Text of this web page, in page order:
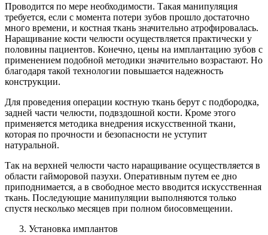
Проводится по мере необходимости. Такая манипуляция
требуется, если с момента потери зубов прошло достаточно
много времени, и костная ткань значительно атрофировалась.
Наращивание кости челюсти осуществляется практически у
половины пациентов. Конечно, цены на имплантацию зубов с
применением подобной методики значительно возрастают. Но
благодаря такой технологии повышается надежность
конструкции.
Для проведения операции костную ткань берут с подбородка,
задней части челюсти, подвздошной кости. Кроме этого
применяется методика внедрения искусственной ткани,
которая по прочности и безопасности не уступит
натуральной.
Так на верхней челюсти часто наращивание осуществляется в
области гайморовой пазухи. Оперативным путем ее дно
приподнимается, а в свободное место вводится искусственная
ткань. Последующие манипуляции выполняются только
спустя несколько месяцев при полном биосовмещении.
Установка имплантов